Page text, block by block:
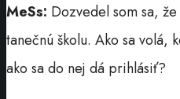
MeSs: Dozvedel som sa,
tanečnú školu. Ako sa volá,
ako sa do nej dá prihlásiť?